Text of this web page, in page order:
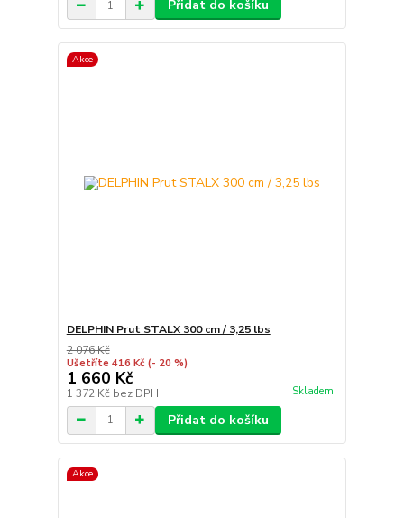
Přidat do košíku
Akce
DELPHIN Prut STALX 300 cm / 3,25 lbs
2 076 Kč
Ušetříte 416 Kč (- 20 %)
1 660 Kč
1 372 Kč bez DPH Skladem
Přidat do košíku
Akce